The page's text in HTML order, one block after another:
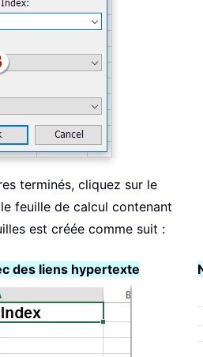
terminés, cliquez sur le
feuille de calcul contenant
est créée comme suit :
des liens hypertexte